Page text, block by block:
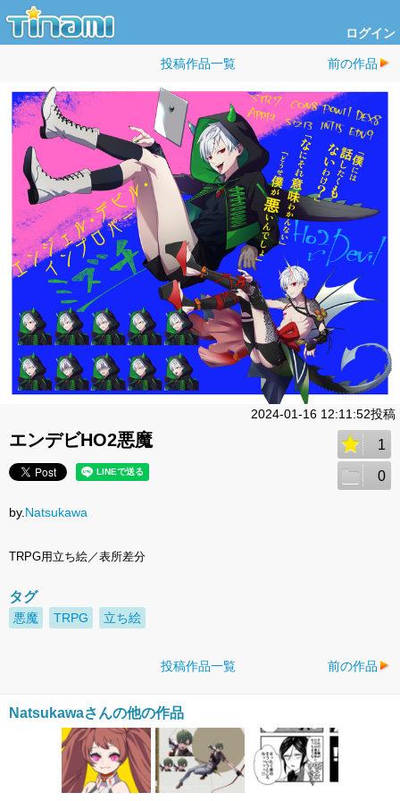
ログイン
投稿作品一覧 前の作品
2024-01-16 12:11:52投稿
エンデビHO2悪魔 1
0
by.Natsukawa
TRPG用立ち絵／表所差分
タグ
悪魔 TRPG 立ち絵
投稿作品一覧 前の作品
Natsukawaさんの他の作品